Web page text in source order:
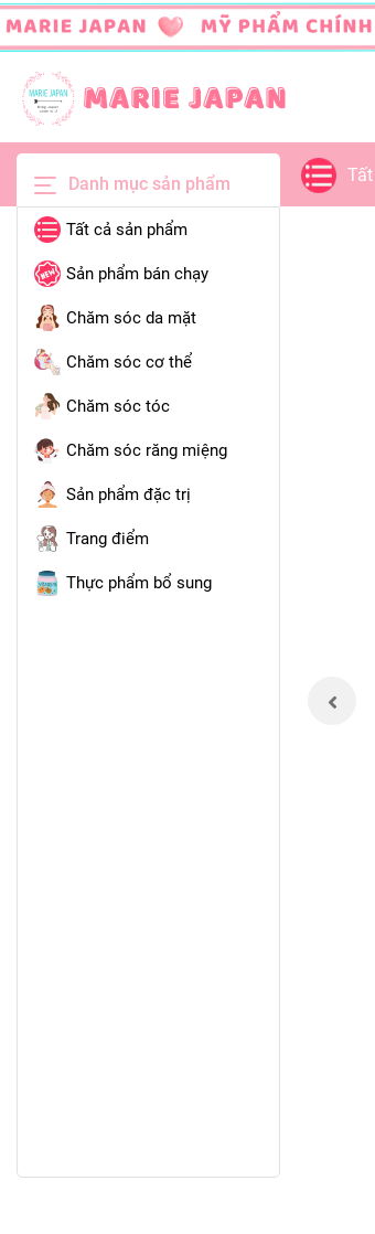
Danh mục sản phẩm
Tất cả sản phẩm
Sản phẩm bán chạy
Chăm sóc da mặt
Chăm sóc cơ thể
Chăm sóc tóc
Chăm sóc răng miệng
Sản phẩm đặc trị
Trang điểm
Thực phẩm bổ sung